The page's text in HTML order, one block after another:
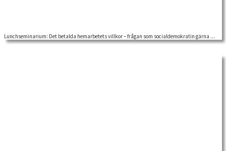
Lunchseminarium: Det betalda hemarbetets villkor – frågan som socialdemokratin gärna ...